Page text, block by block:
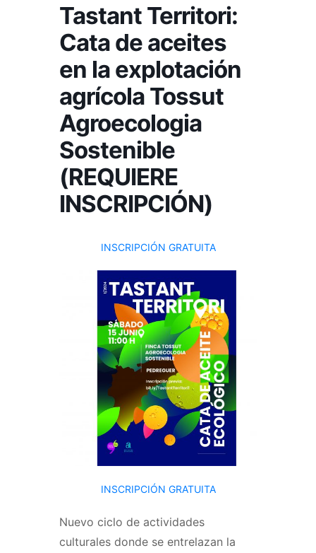
Tastant Territori:
Cata de aceites
en la explotación
agrícola Tossut
Agroecologia
Sostenible
(REQUIERE
INSCRIPCIÓN)
INSCRIPCIÓN GRATUITA
INSCRIPCIÓN GRATUITA
Nuevo ciclo de actividades
culturales donde se entrelazan la